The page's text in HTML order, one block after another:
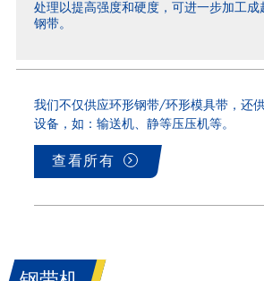
处理以提高强度和硬度，可进一步加工成
钢带。
我们不仅供应环形钢带/环形模具带，还
设备，如：输送机、静等压压机等。
查看所有